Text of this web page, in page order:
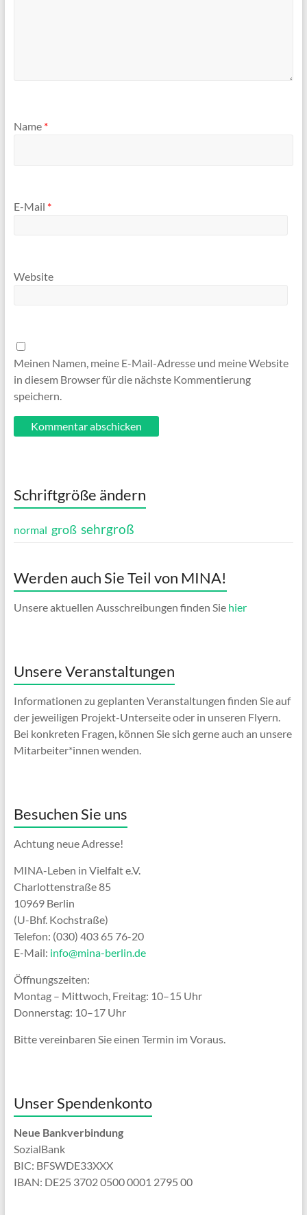
Name *
E-Mail *
Website
Meinen Namen, meine E-Mail-Adresse und meine Website
in diesem Browser für die nächste Kommentierung
speichern.
Schriftgröße ändern
normal groß sehrgroß
Werden auch Sie Teil von MINA!
Unsere aktuellen Ausschreibungen finden Sie hier
Unsere Veranstaltungen
Informationen zu geplanten Veranstaltungen finden Sie auf
der jeweiligen Projekt-Unterseite oder in unseren Flyern.
Bei konkreten Fragen, können Sie sich gerne auch an unsere
Mitarbeiter*innen wenden.
Besuchen Sie uns
Achtung neue Adresse!
MINA-Leben in Vielfalt e.V.
Charlottenstraße 85
10969 Berlin
(U-Bhf. Kochstraße)
Telefon: (030) 403 65 76-20
E-Mail: info@mina-berlin.de
Öffnungszeiten:
Montag – Mittwoch, Freitag: 10–15 Uhr
Donnerstag: 10–17 Uhr
Bitte vereinbaren Sie einen Termin im Voraus.
Unser Spendenkonto
Neue Bankverbindung
SozialBank
BIC: BFSWDE33XXX
IBAN: DE25 3702 0500 0001 2795 00